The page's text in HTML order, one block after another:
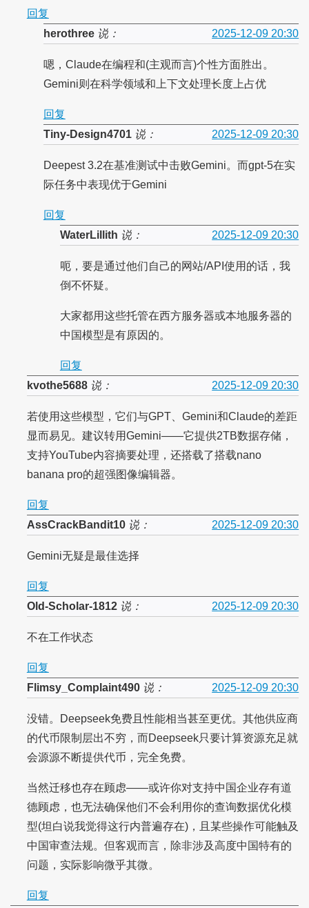
回复
herothree说： 2025-12-09 20:30
嗯，Claude在编程和(主观而言)个性方面胜出。
Gemini则在科学领域和上下文处理长度上占优
回复
Tiny-Design4701说： 2025-12-09 20:30
Deepest 3.2在基准测试中击败Gemini。而gpt-5在实
际任务中表现优于Gemini
回复
WaterLillith 说： 2025-12-09 20:30
呃，要是通过他们自己的网站/API使用的话，我
倒不怀疑。
大家都用这些托管在西方服务器或本地服务器的
中国模型是有原因的。
回复
kvothe5688说： 2025-12-09 20:30
若使用这些模型，它们与GPT、Gemini和Claude的差距
显而易见。建议转用Gemini——它提供2TB数据存储，
支持YouTube内容摘要处理，还搭载了搭载nano
banana pro的超强图像编辑器。
回复
AssCrackBandit10说： 2025-12-09 20:30
Gemini无疑是最佳选择
回复
Old-Scholar-1812说： 2025-12-09 20:30
不在工作状态
回复
Flimsy_Complaint490说： 2025-12-09 20:30
没错。Deepseek免费且性能相当甚至更优。其他供应商
的代币限制层出不穷，而Deepseek只要计算资源充足就
会源源不断提供代币，完全免费。
当然迁移也存在顾虑——或许你对支持中国企业存有道
德顾虑，也无法确保他们不会利用你的查询数据优化模
型(坦白说我觉得这行内普遍存在)，且某些操作可能触及
中国审查法规。但客观而言，除非涉及高度中国特有的
问题，实际影响微乎其微。
回复